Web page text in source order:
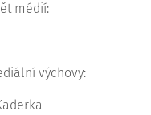
médií:
výchovy: